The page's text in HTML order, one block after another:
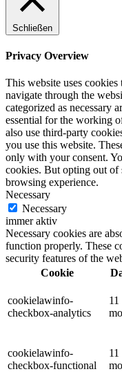
Schließen
Privacy Overview
This website uses
navigate through the
categorized as necessary
essential for the working
also use third-party
you use this website.
only with your consent.
cookies. But opting out of
browsing experience.
Necessary
Necessary
immer aktiv
Necessary cookies are
function properly. These
security features of the
Cookie
cookielawinfo-
checkbox-analytics
11
cookielawinfo-
checkbox-functional
11